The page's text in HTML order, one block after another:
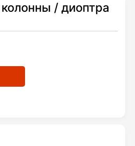
/ диоптра